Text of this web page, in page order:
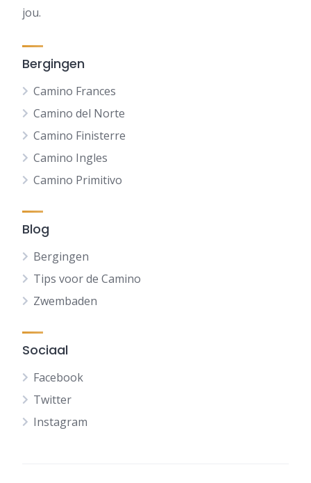
jou.
Bergingen
Camino Frances
Camino del Norte
Camino Finisterre
Camino Ingles
Camino Primitivo
Blog
Bergingen
Tips voor de Camino
Zwembaden
Sociaal
Facebook
Twitter
Instagram